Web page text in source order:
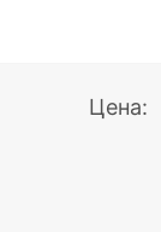
Цена: